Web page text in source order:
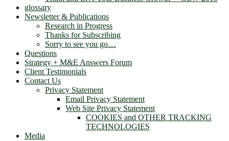
glossary
Newsletter & Publications
Research in Progress
Thanks for Subscribing
Sorry to see you go…
Questions
Strategy + M&E Answers Forum
Client Testimonials
Contact Us
Privacy Statement
Email Privacy Statement
Web Site Privacy Statement
COOKIES and OTHER TRACKING
TECHNOLOGIES
Media